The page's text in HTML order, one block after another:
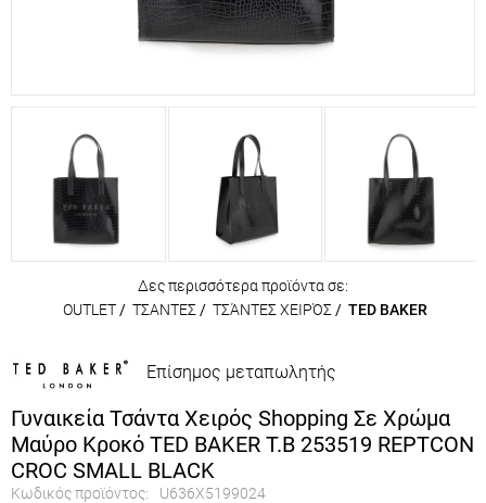
Δες περισσότερα προϊόντα σε:
OUTLET/ ΤΣΑΝΤΕΣ / ΤΣΆΝΤΕΣ ΧΕΙΡΌΣ / TED BAKER
Επίσημος μεταπωλητής
Γυναικεία Τσάντα Χειρός Shopping Σε Χρώμα
Μαύρο Κροκό TED BAKER T.B 253519 REPTCON
CROC SMALL BLACK
Κωδικός προϊόντος:
U636X5199024